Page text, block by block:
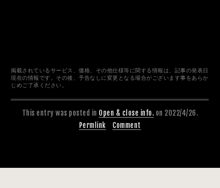
掲載されているサービス、価格、その他仕様等に関する情報は、記事の発表日
現在の情報です。その後、予告なしに変更となる場合がございます事をあらか
じめご了承ください。
This entry was posted in Open & close info. on 2022/4/26.
Permlink
Comment